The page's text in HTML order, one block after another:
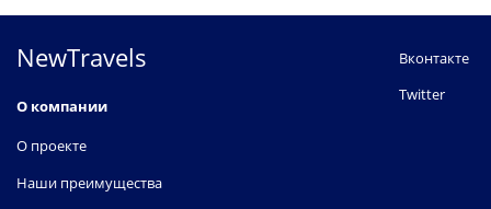
NewTravels
О компании
О проекте
Наши преимущества
Вконтакте
Twitter